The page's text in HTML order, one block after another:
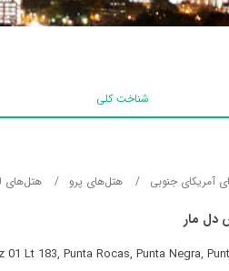
شناخت کلی
آمریکای جنوبی هتل‌های پرو هتل‌های
دل مار
Lt 183, Punta Rocas, Punta Negra,